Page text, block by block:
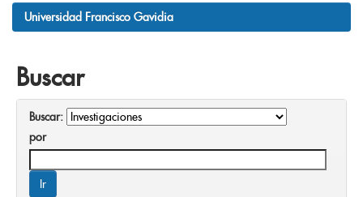
Universidad Francisco Gavidia
Buscar
Buscar:
por